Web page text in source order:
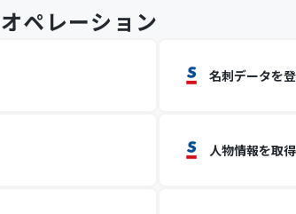
ペレーション
名刺データを
人物情報を取得